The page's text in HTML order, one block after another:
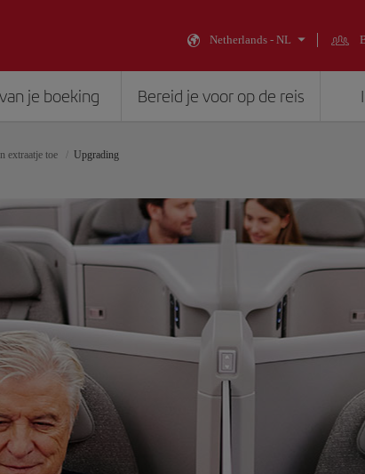
Netherlands - NL
je boeking Bereid je voor op de reis
extraatje toe Upgrading